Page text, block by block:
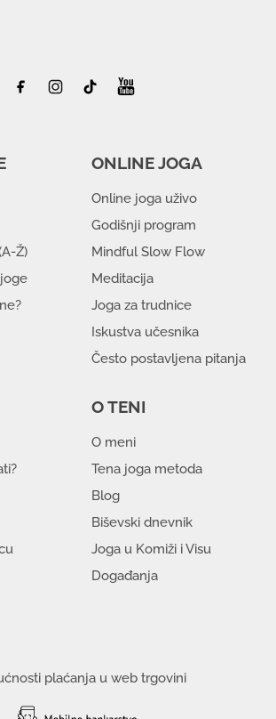
Ž)
ONLINE JOGA
Online joga uživo
Godišnji program
Mindful Slow Flow
Meditacija
Joga za trudnice
Iskustva učesnika
Često postavljena pitanja
O TENI
O meni
Tena joga metoda
Blog
Biševski dnevnik
Joga u Komiži i Visu
Događanja
plaćanja u web trgovini